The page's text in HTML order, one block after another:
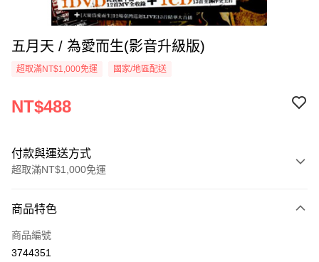
五月天 / 為愛而生(影音升級版)
超取滿NT$1,000免運 國家/地區配送
NT$488
付款與運送方式
超取滿NT$1,000免運
信用卡一次付款
超商取貨付款
商品特色
商品編號
3744351